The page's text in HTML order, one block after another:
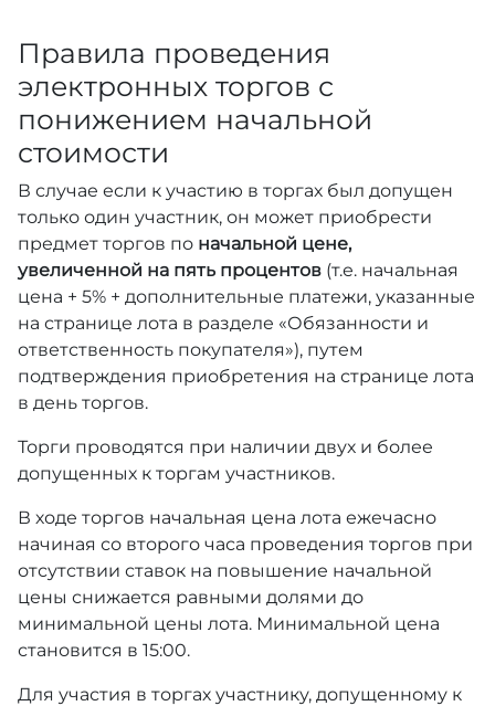
Правила проведения
электронных торгов с
понижением начальной
стоимости
В случае если к участию в торгах был допущен
только один участник, он может приобрести
предмет торгов по начальной цене,
увеличенной на пять процентов (т.е. начальная
цена + 5% + дополнительные платежи, указанные
на странице лота в разделе «Обязанности и
ответственность покупателя»), путем
подтверждения приобретения на странице лота
в день торгов.
Торги проводятся при наличии двух и более
допущенных к торгам участников.
В ходе торгов начальная цена лота ежечасно
начиная со второго часа проведения торгов при
отсутствии ставок на повышение начальной
цены снижается равными долями до
минимальной цены лота. Минимальной цена
становится в 15:00.
Для участия в торгах участнику, допущенному к